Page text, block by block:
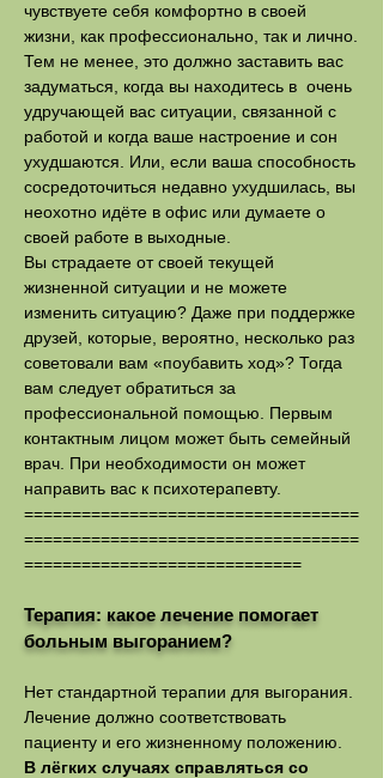
чувствуете себя комфортно в своей
жизни, как профессионально, так и лично.
Тем не менее, это должно заставить вас
задуматься, когда вы находитесь в очень
удручающей вас ситуации, связанной с
работой и когда ваше настроение и сон
ухудшаются. Или, если ваша способность
сосредоточиться недавно ухудшилась, вы
неохотно идёте в офис или думаете о
своей работе в выходные.
Вы страдаете от своей текущей
жизненной ситуации и не можете
изменить ситуацию? Даже при поддержке
друзей, которые, вероятно, несколько раз
советовали вам «поубавить ход»? Тогда
вам следует обратиться за
профессиональной помощью. Первым
контактным лицом может быть семейный
врач. При необходимости он может
направить вас к психотерапевту.
===================================
===================================
=============================
Терапия: какое лечение помогает
больным выгоранием?
Нет стандартной терапии для выгорания.
Лечение должно соответствовать
пациенту и его жизненному положению.
В лёгких случаях справляться со